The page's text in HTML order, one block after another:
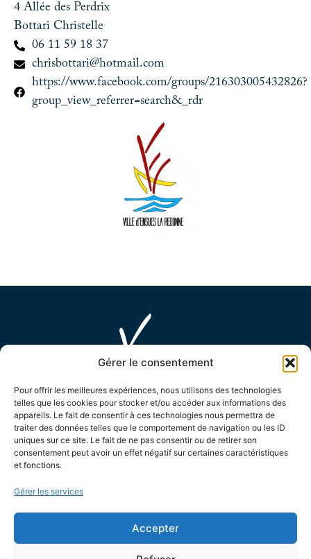
Gérer le consentement
Pour offrir les meilleures expériences, nous utilisons des technologies
telles que les cookies pour stocker et/ou accéder aux informations des
appareils. Le fait de consentir à ces technologies nous permettra de
traiter des données telles que le comportement de navigation ou les ID
uniques sur ce site. Le fait de ne pas consentir ou de retirer son
consentement peut avoir un effet négatif sur certaines caractéristiques
et fonctions.
Gérer les services
Accepter
4 Allée des Perdrix
Bottari Christelle
06 11 59 18 37
chrisbottari@hotmail.com
https://www.facebook.com/groups/216303005432826?
group_view_referrer=search&_rdr
MAIRIE D'ENSUÈS LA REDONNE
04 42 44 88 88
Contactez-nous !